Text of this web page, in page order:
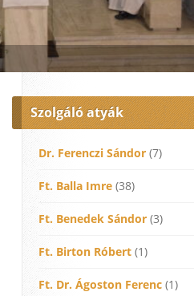
Szolgáló atyák
Dr. Ferenczi Sándor (7)
Ft. Balla Imre (38)
Ft. Benedek Sándor (3)
Ft. Birton Róbert (1)
Ft. Dr. Ágoston Ferenc (1)